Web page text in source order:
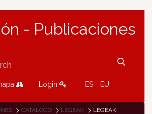
- Publicaciones
Login ES EU
CATÁLOGO LEGEAK LEGEAK